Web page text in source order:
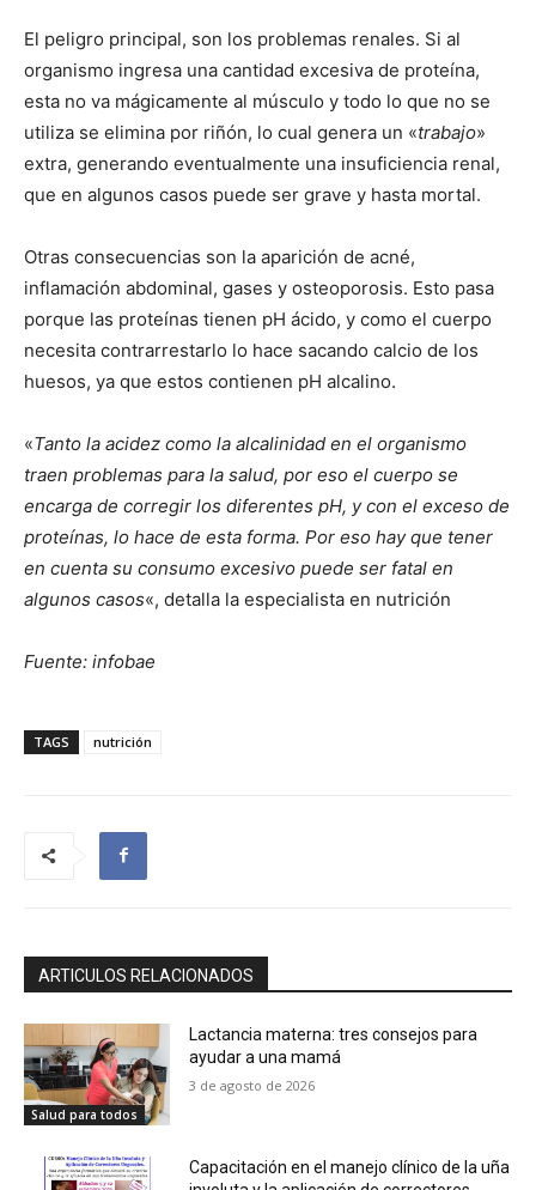
El peligro principal, son los problemas renales. Si al
organismo ingresa una cantidad excesiva de proteína,
esta no va mágicamente al músculo y todo lo que no se
utiliza se elimina por riñón, lo cual genera un «trabajo»
extra, generando eventualmente una insuficiencia renal,
que en algunos casos puede ser grave y hasta mortal.
Otras consecuencias son la aparición de acné,
inflamación abdominal, gases y osteoporosis. Esto pasa
porque las proteínas tienen pH ácido, y como el cuerpo
necesita contrarrestarlo lo hace sacando calcio de los
huesos, ya que estos contienen pH alcalino.
«Tanto la acidez como la alcalinidad en el organismo
traen problemas para la salud, por eso el cuerpo se
encarga de corregir los diferentes pH, y con el exceso de
proteínas, lo hace de esta forma. Por eso hay que tener
en cuenta su consumo excesivo puede ser fatal en
algunos casos«, detalla la especialista en nutrición
Fuente: infobae
TAGS nutrición
ARTICULOS RELACIONADOS
Salud para todos
Lactancia materna: tres consejos para
ayudar a una mamá
3 de agosto de 2026
Capacitación en el manejo clínico de la uña